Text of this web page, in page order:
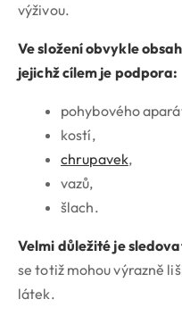
výživou.
Ve složení obvykle
jejichž cílem je podpora:
pohybového
kostí,
chrupavek,
vazů,
šlach.
Velmi důležité je
se totiž mohou výrazně
látek.